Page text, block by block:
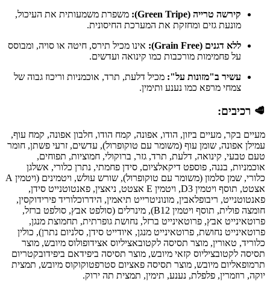
קירשה טרייה (Green Tripe):
משפרת משמעותית את העיכול,
מונעת גזים ומחזקת את המערכת החיסונית.
ללא דגנים (Grain Free):
אינו מכיל תירס, חיטה או סויה, ומבוסס
על פחמימות מורכבות כמו קינואה ועדשים.
עשיר ב"מזונות על": מכיל דלעת, תרד, אוכמניות וריכוז גבוה של
צמחי מרפא כמו נענע ותימין.
🥩 רכיבים:
מעיים בקר, מעיים ביזון, הודו, אפונה, קמח הודו, חלבון אפונה, קמח עוף,
עמילן אפונה, שומן עוף (משומר עם טוקופרול), עדשים, זרעי פשתן, חומר
טעם טבעי, קינואה, דלעת, תרד, גזר, ברוקולי, חמוציות, תפוחים,
אוכמניות, בננה, פוספט דיקאלציום, סידן פחמתי, נתרן כלורי, אשלגן
כלורי, שמן סלמון (משומר עם טוקופרול), שורש עולש, ויטמינים (ויטמין A
אצטט, תוסף ויטמין D3, ויטמין E אצטט, ני
אצין, פאנטוטנייט סידן,
פאנטוטנייט, ריבופלאבין, מונוניטרייט תיאמין, הידרוכלוריד פירידוקסין,
חומצה פולית, תוסף ויטמין B12), מינרלים (
סולפט אבץ, סולפט ברזל,
פרוטאינייט אבץ, פרוטאינייט ברזל, נחושת גופרתית, תחמוצת מנגן,
פרוטאינייט נחושת, פרוטאינייט מנגן, איודייט סידן, סלניום נתרן), כולין
כלוריד, טאורין, מוצר תסיסה לקטובאציליוס אצידופולוס מיובש, מוצר
תסיסה לקטובציליוס קזאי מיובש, מוצר תסיסה ביפידאם ביפידובקטריום
תרמופאליום מיובש, מוצר תסיסה פאציום סטרפטוקוקוס מיובש, תמצית
יוקה, רוזמרין, פלפלת, נענע, תימין, תמצית תה ירוק.